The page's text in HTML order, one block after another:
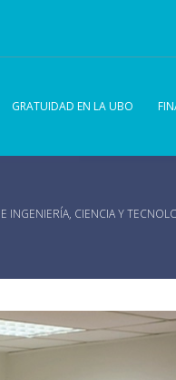
GRATUIDAD EN LA UBO
INGENIERÍA, CIENCIA Y